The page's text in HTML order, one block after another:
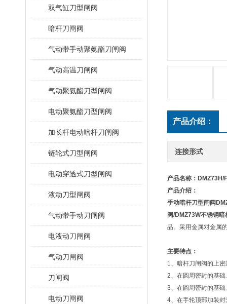
双气缸刀型闸阀
暗杆刀闸阀
气动带手动聚氨酯刀闸阀
气动高温刀闸阀
气动聚氨酯刀型闸阀
电动聚氨酯刀型闸阀
加长杆电动暗杆刀闸阀
链轮式刀型闸阀
电动穿透式刀型闸阀
液动刀型闸阀
气动带手动刀闸阀
电液动刀闸阀
气动刀闸阀
刀闸阀
电动刀闸阀
产品介绍：
连接形式
产品名称： DMZ73H/
产品介绍：
手动暗杆刀型闸阀
阀/DMZ73W不锈钢暗
品。采用金属对金属
主要特点：
1、暗杆刀闸阀的上
2、在圆周密封的基
3、在圆周密封的基
4、在手轮顶部加装